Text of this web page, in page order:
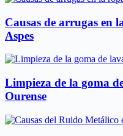
Causas de arrugas en
Aspes
Limpieza de la goma
Ourense